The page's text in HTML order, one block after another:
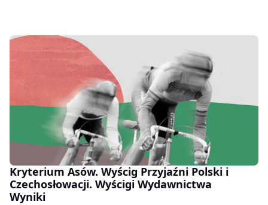
Kryterium Asów. Wyścig Przyjaźni Polski i
Czechosłowacji. Wyścigi Wydawnictwa
Wyniki